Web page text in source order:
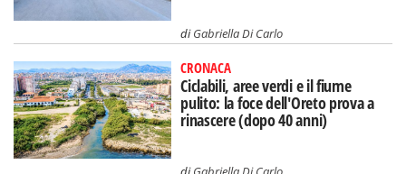
diGabriella Di Carlo
CRONACA
Ciclabili, aree verdi e il fiume
pulito: la foce dell'Oreto prova a
rinascere (dopo 40 anni)